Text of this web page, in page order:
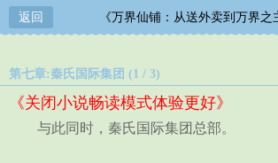
返回 《万界仙铺：从送外卖到万界之
第七章:秦氏国际集团 (1 / 3)
《关闭小说畅读模式体验更好》
与此同时，秦氏国际集团总部。